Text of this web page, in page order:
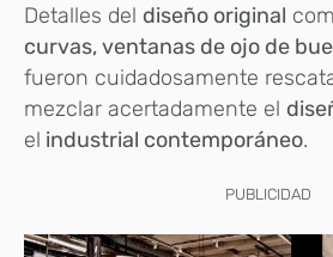
Detalles del diseño original
curvas, ventanas de ojo de
fueron cuidadosamente
mezclar acertadamente el
el industrial contemporáneo.
PUBLICIDAD